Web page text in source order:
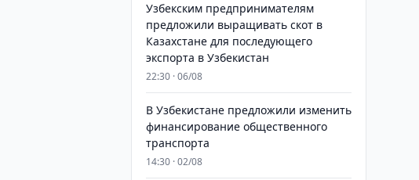
Узбекским предпринимателям
предложили выращивать скот в
Казахстане для последующего
экспорта в Узбекистан
22:30 · 06/08
В Узбекистане предложили изменить
финансирование общественного
транспорта
14:30 · 02/08